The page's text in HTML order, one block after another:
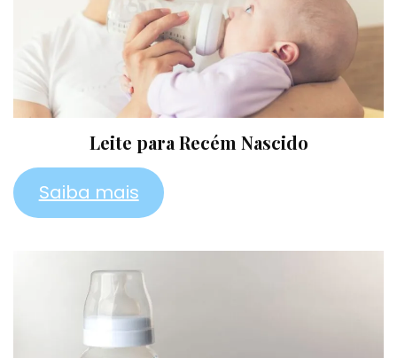
Leite para Recém Nascido
Saiba mais